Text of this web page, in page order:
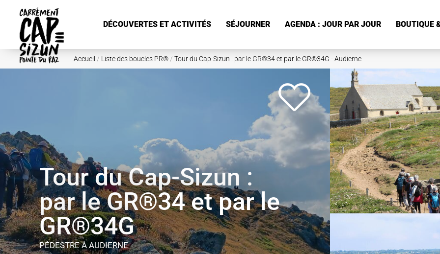
DÉCOUVERTES ET ACTIVITÉS SÉJOURNER AGENDA : JOUR PAR JOUR BOUTIQUE
Accueil / Liste des boucles PR® / Tour du Cap-Sizun : par le GR®34 et par le GR®34G - Audierne
Tour du Cap-Sizun :
par le GR®34 et par le
GR®34G
PÉDESTREÀ AUDIERNE